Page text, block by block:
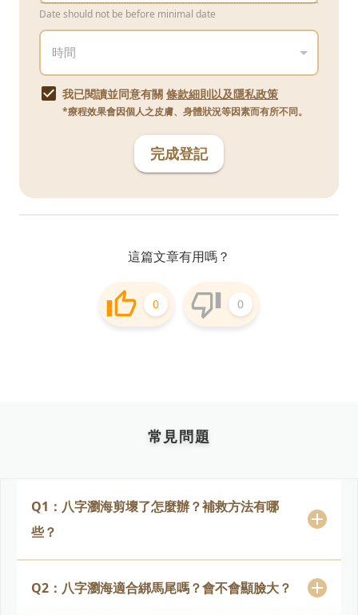
Date should not be before minimal date
我已閱讀並同意有關 條款細則以及隱私政策
*療程效果會因個人之皮膚、身體狀況等因素而有所不同。
完成登記
這篇文章有用嗎？
0 0
常見問題
Q1：八字瀏海剪壞了怎麼辦？補救方法有哪
些？
Q2：八字瀏海適合綁馬尾嗎？會不會顯臉大？